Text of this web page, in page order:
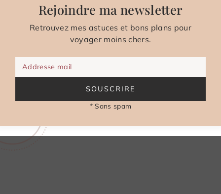
Rejoindre ma newsletter
Retrouvez mes astuces et bons plans pour
voyager moins chers.
Addresse mail
SOUSCRIRE
* Sans spam